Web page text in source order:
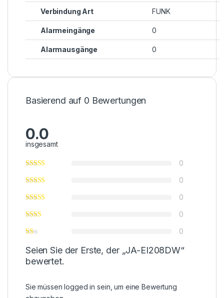
Verbindung Art FUNK
Alarmeingänge 0
Alarmausgänge 0
Basierend auf 0 Bewertungen
0.0
insgesamt
0
0
0
0
0
Seien Sie der Erste, der „JA-EI208DW“
bewertet.
Sie müssenlogged in sein, um eine Bewertung